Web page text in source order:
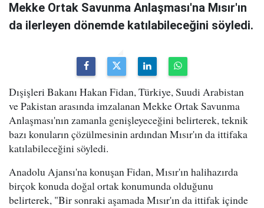
Mekke Ortak Savunma Anlaşması'na Mısır'ın
da ilerleyen dönemde katılabileceğini söyledi.
Dışişleri Bakanı Hakan Fidan, Türkiye, Suudi Arabistan
ve Pakistan arasında imzalanan Mekke Ortak Savunma
Anlaşması'nın zamanla genişleyeceğini belirterek, teknik
bazı konuların çözülmesinin ardından Mısır'ın da ittifaka
katılabileceğini söyledi.
Anadolu Ajansı'na konuşan Fidan, Mısır'ın halihazırda
birçok konuda doğal ortak konumunda olduğunu
belirterek, "Bir sonraki aşamada Mısır'ın da ittifak içinde